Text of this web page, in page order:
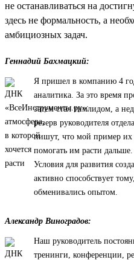
не останавливаться на
здесь не формальность, а
амбициозных задач.
Геннадий Бахмацкий:
Я пришел в компанию 4
аналитика. За это время
затем стал тимлидом, а
резерв руководителя
пишут, что мой пример их
помогать им расти дальше.
Условия для развития
активно способствует
обменивались опытом.
Александр Виноградов:
Наш руководитель
тренинги, конференции,